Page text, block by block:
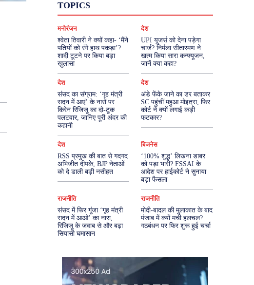
TOPICS
दुनिया
मनोरंजन
राजनीति वास्तु शास्त्र
More
मनोरंजन
श्वेता तिवारी ने क्यों कहा- ‘मैंने
पतियों को रंगे हाथ पकड़ा’?
शादी टूटने पर किया बड़ा
खुलासा
देश
UPI यूजर्स को देना पड़ेगा
चार्ज? निर्मला सीतारमण ने
खत्म किया सारा कन्फ्यूजन,
जानें क्या कहा?
देश
संसद का संग्राम: ‘गृह मंत्री
सदन में आएं’ के नारों पर
किरेन रिजिजू का दो-टूक
पलटवार, जानिए पूरी अंदर की
कहानी
देश
अंडे फेंके जाने का डर बताकर
SC पहुंचीं महुआ मोइत्रा, फिर
कोर्ट ने क्यों लगाई कड़ी
फटकार?
देश
RSS प्रमुख की बात से गदगद
अभिजीत दीपके, BJP नेताओं
को दे डाली बड़ी नसीहत
बिजनेस
‘100% शुद्ध’ लिखना डाबर
को पड़ा भारी? FSSAI के
आदेश पर हाईकोर्ट ने सुनाया
बड़ा फैसला
राजनीति
संसद में फिर गूंजा ‘गृह मंत्री
सदन में आओ’ का नारा,
रिजिजू के जवाब से और बढ़ा
सियासी घमासान
राजनीति
मोदी-बादल की मुलाकात के बाद
पंजाब में क्यों मची हलचल?
गठबंधन पर फिर शुरू हुई चर्चा